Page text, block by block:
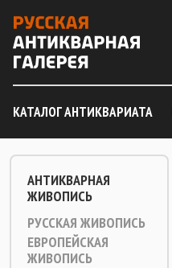
КАТАЛОГ АНТИКВАРИАТА
АНТИКВАРНАЯ
ЖИВОПИСЬ
РУССКАЯ ЖИВОПИСЬ
ЕВРОПЕЙСКАЯ
ЖИВОПИСЬ